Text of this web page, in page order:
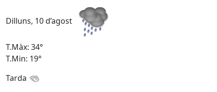
Dilluns, 10 d’agost
T.Màx: 34°
T.Min: 19°
Tarda